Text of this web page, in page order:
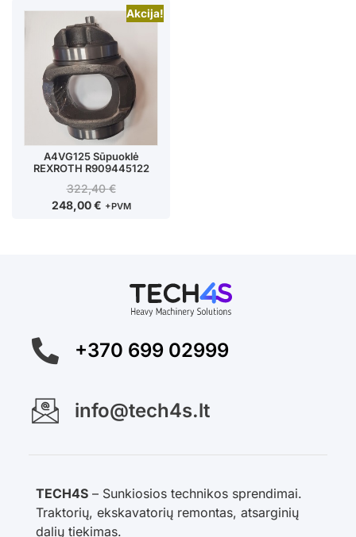
Akcija!
A4VG125 Sūpuoklė
REXROTH R909445122
322,40€
248,00€ +PVM
+370 699 02999
info@tech4s.lt
TECH4S – Sunkiosios technikos sprendimai.
Traktorių, ekskavatorių remontas, atsarginių
dalių tiekimas.